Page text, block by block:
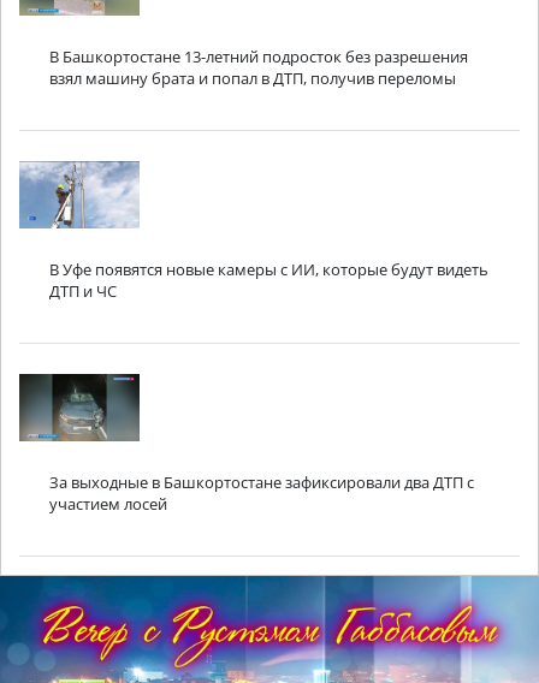
В Башкортостане 13-летний подросток без разрешения
взял машину брата и попал в ДТП, получив переломы
В Уфе появятся новые камеры с ИИ, которые будут видеть
ДТП и ЧС
За выходные в Башкортостане зафиксировали два ДТП с
участием лосей